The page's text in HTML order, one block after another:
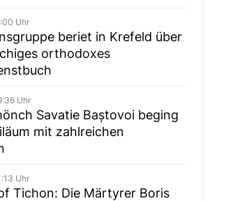
Uhr
beriet in Krefeld über
orthodoxes
Uhr
Savatie Baștovoi beging
mit zahlreichen
Uhr
Tichon: Die Märtyrer Boris